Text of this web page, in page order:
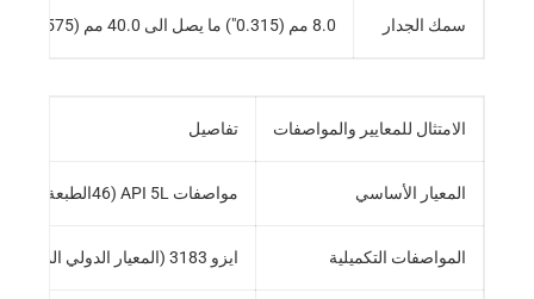
سمك الجدار 8.0 مم (0.315″) ما يصل الى 40.0 مم (1.575″)
الامتثال للمعايير والمواصفات تفاصيل
المعيار الأساسي مواصفات API 5L (46الطبعة الرابعة أو الأحدث)
المواصفات التكميلية ايزو 3183 (المعيار الدولي المعادل)